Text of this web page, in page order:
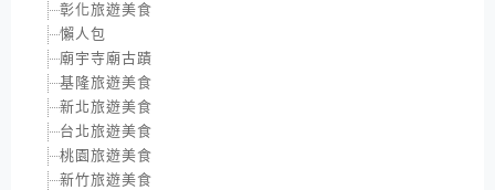
彰化旅遊美食
懶人包
廟宇寺廟古蹟
基隆旅遊美食
新北旅遊美食
台北旅遊美食
桃園旅遊美食
新竹旅遊美食